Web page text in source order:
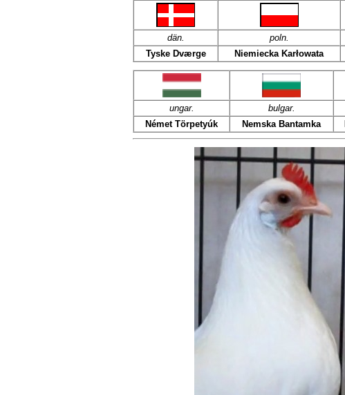
dän. poln.
Tyske Dværge
Niemiecka Karłowata
ungar. bulgar.
Német Törpetyúk
Nemska Bantamka